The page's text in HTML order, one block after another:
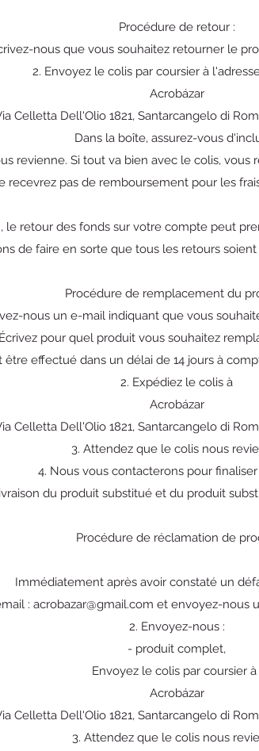
Procédure de retour :
nous que vous souhaitez retourner le
2. Envoyez le colis par coursier à
Acrobázar
Celletta Dell'Olio 1821, Santarcangelo di
Dans la boîte, assurez-vous
revienne. Si tout va bien avec le colis,
recevrez pas de remboursement pour les
retour des fonds sur votre compte peut
de faire en sorte que tous les retours
Procédure de remplacement du
nous un e-mail indiquant que vous
Écrivez pour quel produit vous souhaitez
être effectué dans un délai de 14 jours à
2. Expédiez le colis à
Acrobázar
Celletta Dell'Olio 1821, Santarcangelo di
3. Attendez que le colis nous
4. Nous vous contacterons pour
du produit substitué et du produit
Procédure de réclamation de
Immédiatement après avoir constaté un
: acrobazar@gmail.com et envoyez-nous
2. Envoyez-nous :
- produit complet,
Envoyez le colis par coursier à
Acrobázar
Celletta Dell'Olio 1821, Santarcangelo di
3. Attendez que le colis nous